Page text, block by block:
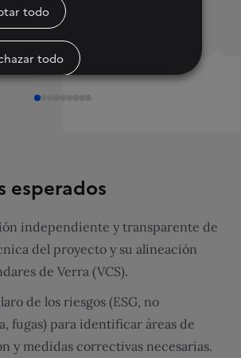
esperados
independiente y transparente de
del proyecto y su alineación
de Verra (VCS).
de los riesgos (ESG, no
fugas) para identificar áreas de
y medidas correctivas necesarias.
todo
todo